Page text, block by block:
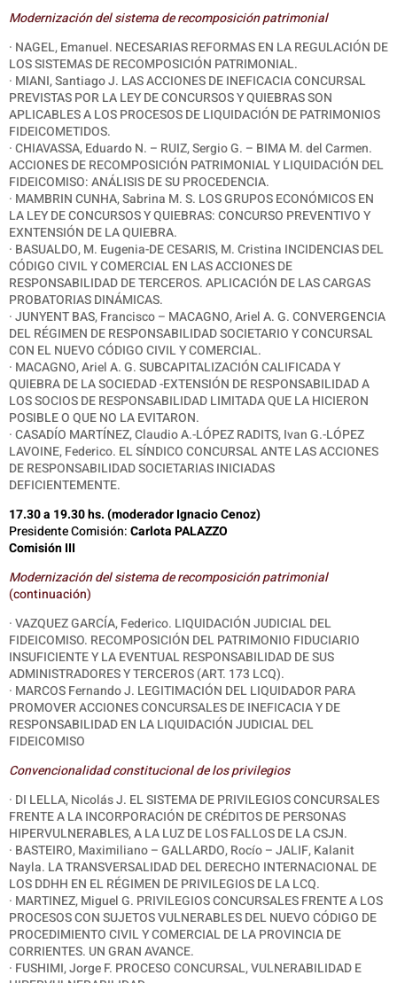
Modernización del sistema de recomposición patrimonial
· NAGEL, Emanuel. NECESARIAS REFORMAS EN LA REGULACIÓN DE
LOS SISTEMAS DE RECOMPOSICIÓN PATRIMONIAL.
· MIANI, Santiago J. LAS ACCIONES DE INEFICACIA CONCURSAL
PREVISTAS POR LA LEY DE CONCURSOS Y QUIEBRAS SON
APLICABLES A LOS PROCESOS DE LIQUIDACIÓN DE PATRIMONIOS
FIDEICOMETIDOS.
· CHIAVASSA, Eduardo N. – RUIZ, Sergio G. – BIMA M. del Carmen.
ACCIONES DE RECOMPOSICIÓN PATRIMONIAL Y LIQUIDACIÓN DEL
FIDEICOMISO: ANÁLISIS DE SU PROCEDENCIA.
· MAMBRIN CUNHA, Sabrina M. S. LOS GRUPOS ECONÓMICOS EN
LA LEY DE CONCURSOS Y QUIEBRAS: CONCURSO PREVENTIVO Y
EXNTENSIÓN DE LA QUIEBRA.
· BASUALDO, M. Eugenia-DE CESARIS, M. Cristina INCIDENCIAS DEL
CÓDIGO CIVIL Y COMERCIAL EN LAS ACCIONES DE
RESPONSABILIDAD DE TERCEROS. APLICACIÓN DE LAS CARGAS
PROBATORIAS DINÁMICAS.
· JUNYENT BAS, Francisco – MACAGNO, Ariel A. G. CONVERGENCIA
DEL RÉGIMEN DE RESPONSABILIDAD SOCIETARIO Y CONCURSAL
CON EL NUEVO CÓDIGO CIVIL Y COMERCIAL.
· MACAGNO, Ariel A. G. SUBCAPITALIZACIÓN CALIFICADA Y
QUIEBRA DE LA SOCIEDAD -EXTENSIÓN DE RESPONSABILIDAD A
LOS SOCIOS DE RESPONSABILIDAD LIMITADA QUE LA HICIERON
POSIBLE O QUE NO LA EVITARON.
· CASADÍO MARTÍNEZ, Claudio A.-LÓPEZ RADITS, Ivan G.-LÓPEZ
LAVOINE, Federico. EL SÍNDICO CONCURSAL ANTE LAS ACCIONES
DE RESPONSABILIDAD SOCIETARIAS INICIADAS
DEFICIENTEMENTE.
17.30 a 19.30 hs. (moderador Ignacio Cenoz)
Presidente Comisión:Carlota PALAZZO
Comisión III
Modernización del sistema de recomposición patrimonial
(continuación)
· VAZQUEZ GARCÍA, Federico. LIQUIDACIÓN JUDICIAL DEL
FIDEICOMISO. RECOMPOSICIÓN DEL PATRIMONIO FIDUCIARIO
INSUFICIENTE Y LA EVENTUAL RESPONSABILIDAD DE SUS
ADMINISTRADORES Y TERCEROS (ART. 173 LCQ).
· MARCOSFernando J. LEGITIMACIÓN DEL LIQUIDADOR PARA
PROMOVER ACCIONES CONCURSALES DE INEFICACIA Y DE
RESPONSABILIDAD EN LA LIQUIDACIÓN JUDICIAL DEL
FIDEICOMISO
Convencionalidad constitucional de los privilegios
· DI LELLA, Nicolás J. EL SISTEMA DE PRIVILEGIOS CONCURSALES
FRENTE A LA INCORPORACIÓN DE CRÉDITOS DE PERSONAS
HIPERVULNERABLES, A LA LUZ DE LOS FALLOS DE LA CSJN.
· BASTEIRO, Maximiliano – GALLARDO, Rocío – JALIF, Kalanit
Nayla. LA TRANSVERSALIDAD DEL DERECHO INTERNACIONAL DE
LOS DDHH EN EL RÉGIMEN DE PRIVILEGIOS DE LA LCQ.
· MARTINEZ, Miguel G. PRIVILEGIOS CONCURSALES FRENTE A LOS
PROCESOS CON SUJETOS VULNERABLES DEL NUEVO CÓDIGO DE
PROCEDIMIENTO CIVIL Y COMERCIAL DE LA PROVINCIA DE
CORRIENTES. UN GRAN AVANCE.
· FUSHIMI, Jorge F. PROCESO CONCURSAL, VULNERABILIDAD E